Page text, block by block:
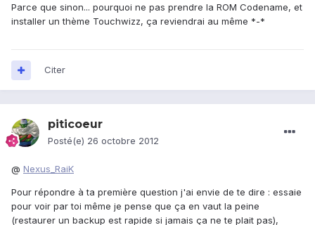
Parce que sinon... pourquoi ne pas prendre la ROM Codename, et
installer un thème Touchwizz, ça reviendrai au même *-*
Citer
piticoeur
Posté(e) 26 octobre 2012
@ Nexus_RaiK
Pour répondre à ta première question j'ai envie de te dire : essaie
pour voir par toi même je pense que ça en vaut la peine
(restaurer un backup est rapide si jamais ça ne te plait pas),